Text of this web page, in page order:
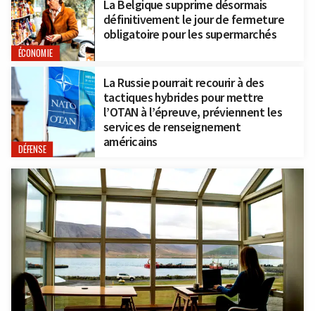
ÉCONOMIE
La Belgique supprime désormais
définitivement le jour de fermeture
obligatoire pour les supermarchés
DÉFENSE
La Russie pourrait recourir à des
tactiques hybrides pour mettre
l’OTAN à l’épreuve, préviennent les
services de renseignement
américains